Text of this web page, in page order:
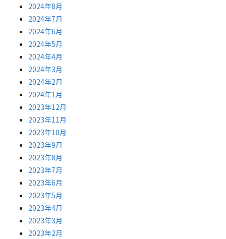
2024年8月
2024年7月
2024年6月
2024年5月
2024年4月
2024年3月
2024年2月
2024年1月
2023年12月
2023年11月
2023年10月
2023年9月
2023年8月
2023年7月
2023年6月
2023年5月
2023年4月
2023年3月
2023年2月